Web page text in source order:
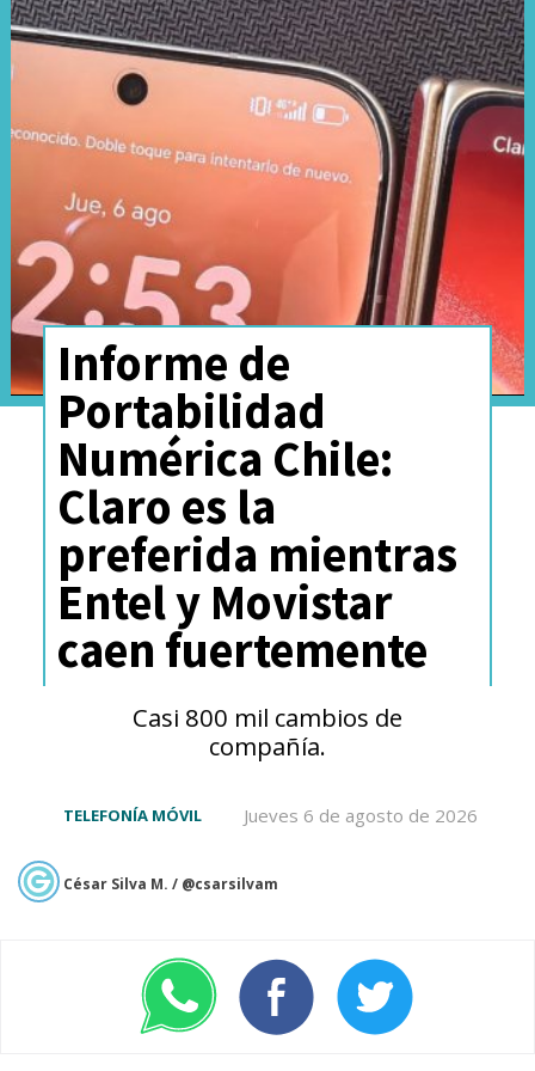
tres añospor capacidad de
producción, algo sin
precedentes en la industria y,
según estimaciones internas,
esto sugiere que
la escasez
durará hasta el 2030 o incluso
más tiempo.
《獨家專訪#群聯 #Phison
執行長潘健成》
核心結論
1. 記憶體供需嚴重失衡將
持續到2030年
AI為剛需，DRAM與NAND
Flash極度缺貨。原廠要求
預付3年貨款（電子業史無
前例），賣方市場空前強
2030年，甚至10年不見盡
2. 消費電子將大量死亡…
Informe de
Portabilidad
Numérica Chile:
Claro es la
preferida mientras
Entel y Movistar
caen fuertemente
Casi 800 mil cambios de
compañía.
Jueves 6 de agosto de 2026
TELEFONÍA MÓVIL
César Silva M. / @csarsilvam